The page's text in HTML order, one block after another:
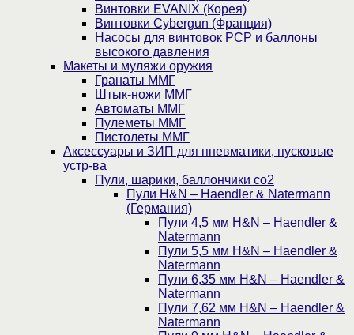
Винтовки EVANIX (Корея)
Винтовки Cybergun (Франция)
Насосы для винтовок PCP и баллоны
высокого давления
Макеты и муляжи оружия
Гранаты ММГ
Штык-ножи ММГ
Автоматы ММГ
Пулеметы ММГ
Пистолеты ММГ
Аксессуары и ЗИП для пневматики, пусковые
устр-ва
Пули, шарики, баллончики со2
Пули H&N – Haendler & Natermann
(Германия)
Пули 4,5 мм H&N – Haendler &
Natermann
Пули 5,5 мм H&N – Haendler &
Natermann
Пули 6,35 мм H&N – Haendler &
Natermann
Пули 7,62 мм H&N – Haendler &
Natermann